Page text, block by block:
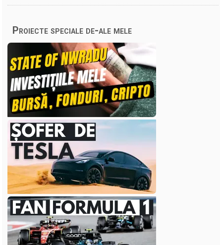
Proiecte speciale de-ale mele